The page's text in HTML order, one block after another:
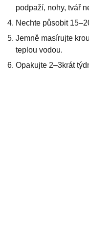
podpaží, nohy, tvář
Nechte působit
Jemně masírujte
teplou vodou.
Opakujte 2–3krát